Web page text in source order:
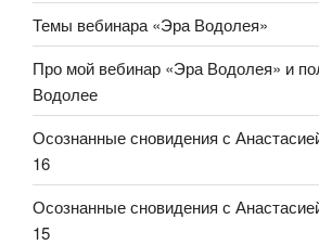
Темы вебинара «Эра Водолея»
Про мой вебинар «Эра Водолея» и
Водолее
Осознанные сновидения с
16
Осознанные сновидения с
15